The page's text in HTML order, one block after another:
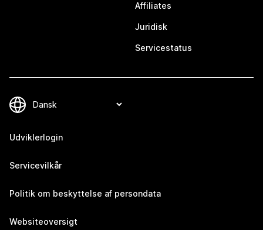
Affiliates
Juridisk
Servicestatus
Udviklerlogin
Servicevilkår
Politik om beskyttelse af persondata
Websiteoversigt